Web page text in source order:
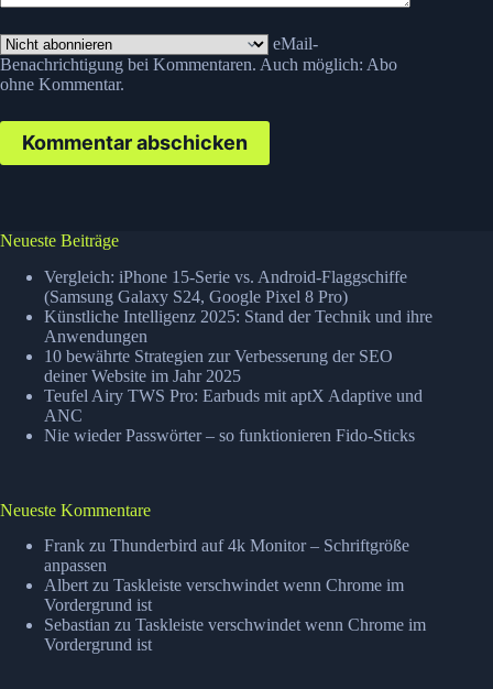
eMail-
Benachrichtigung bei Kommentaren. Auch möglich: Abo
ohne Kommentar.
Kommentar abschicken
Neueste Beiträge
Vergleich: iPhone 15-Serie vs. Android-Flaggschiffe
(Samsung Galaxy S24, Google Pixel 8 Pro)
Künstliche Intelligenz 2025: Stand der Technik und ihre
Anwendungen
10 bewährte Strategien zur Verbesserung der SEO
deiner Website im Jahr 2025
Teufel Airy TWS Pro: Earbuds mit aptX Adaptive und
ANC
Nie wieder Passwörter – so funktionieren Fido-Sticks
Neueste Kommentare
Frank zu Thunderbird auf 4k Monitor – Schriftgröße
anpassen
Albertzu Taskleiste verschwindet wenn Chrome im
Vordergrund ist
Sebastian zu Taskleiste verschwindet wenn Chrome im
Vordergrund ist